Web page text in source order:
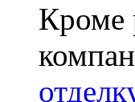
Кроме